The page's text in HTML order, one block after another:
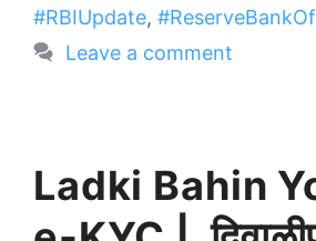
#RBIUpdate,
Leave a comment
Ladki Bahin